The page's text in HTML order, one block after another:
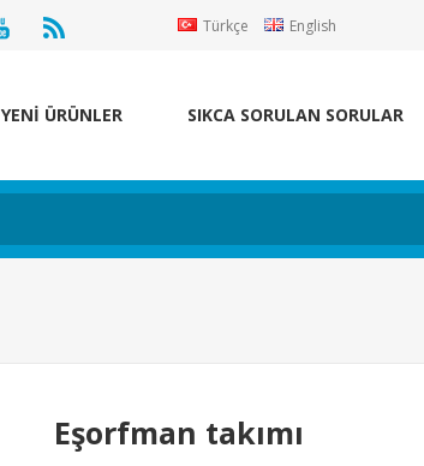
Türkçe English
YENİ ÜRÜNLER SIKCA SORULAN SORULAR
Eşorfman takımı